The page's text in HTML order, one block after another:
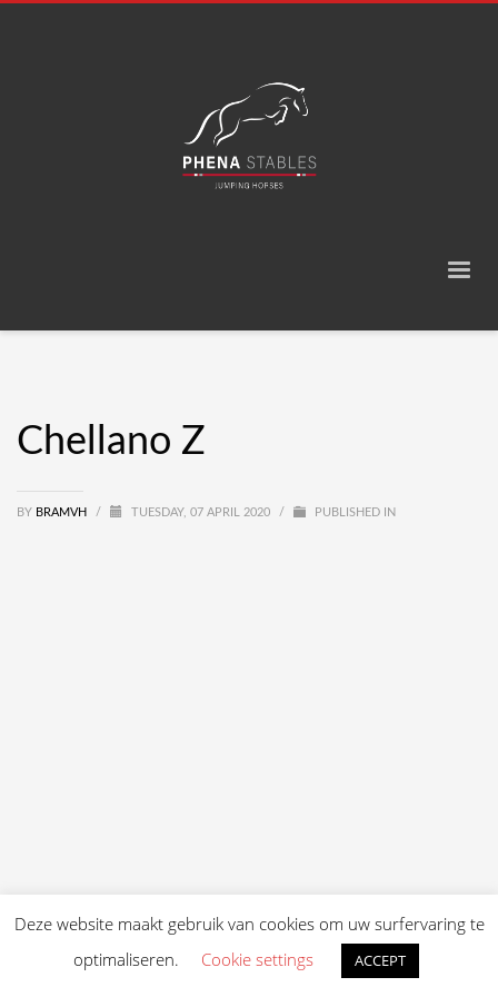
Chellano Z
BY BRAMVH / TUESDAY, 07 APRIL 2020 / PUBLISHED IN
Deze website maakt gebruik van cookies om uw surfervaring te
optimaliseren.
Cookie settings ACCEPT